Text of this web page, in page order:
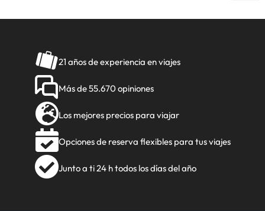
21 años de experiencia en viajes
Más de 55.670 opiniones
Los mejores precios para viajar
Opciones de reserva flexibles para tus viajes
Junto a ti 24 h todos los días del año